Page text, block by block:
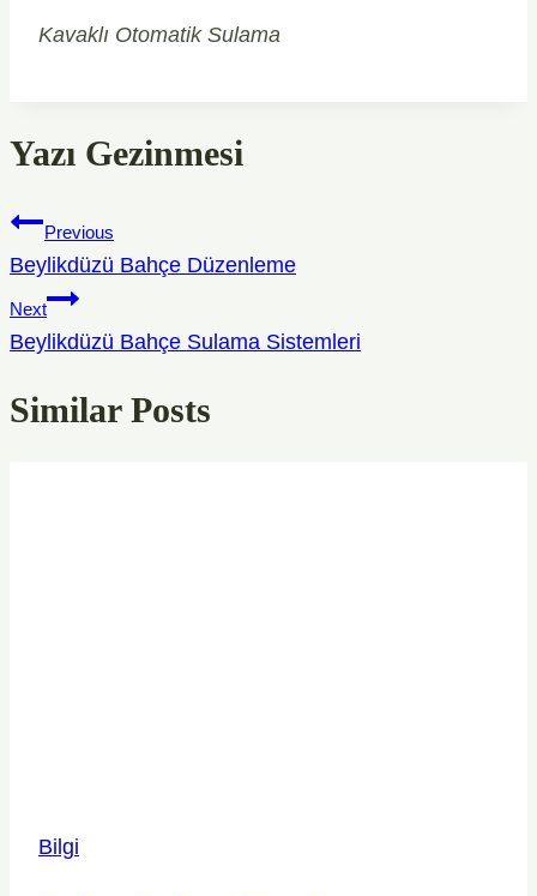
Kavaklı Otomatik Sulama
Yazı Gezinmesi
Previous
Beylikdüzü Bahçe Düzenleme
Next
Beylikdüzü Bahçe Sulama Sistemleri
Similar Posts
Bilgi